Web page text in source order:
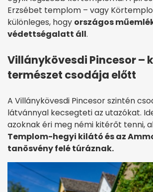
Erzsébet templom – vagy
különleges, hogy országos
védettségalatt áll.
Villánykövesdi Pincesor –
természet csodája előtt
A Villánykövesdi Pincesor szintén
látvánnyal kecsegteti az utazókat.
azoknak éri meg némi kitérőt tenni,
Templom-hegyi kilátó és az
tanösvény felé túráznak.